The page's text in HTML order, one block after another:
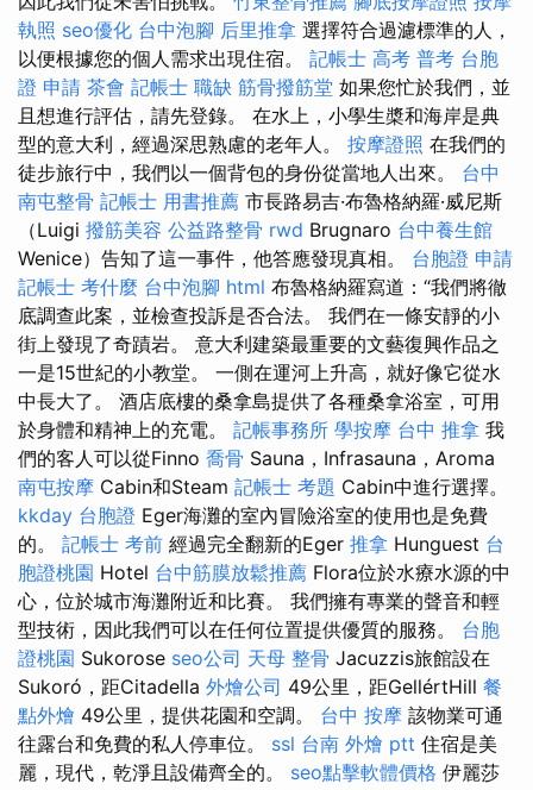
執照 seo優化 台中泡腳 后里推拿 選擇符合過濾標準的人，
以便根據您的個人需求出現住宿。 記帳士 高考 普考 台胞
證 申請 茶會 記帳士 職缺 筋骨撥筋堂 如果您忙於我們，並
且想進行評估，請先登錄。 在水上，小學生槳和海岸是典
型的意大利，經過深思熟慮的老年人。 按摩證照 在我們的
徒步旅行中，我們以一個背包的身份從當地人出來。 台中
南屯整骨 記帳士 用書推薦 市長路易吉·布魯格納羅·威尼斯
（Luigi 撥筋美容 公益路整骨 rwd Brugnaro 台中養生館
Wenice）告知了這一事件，他答應發現真相。 台胞證 申請
記帳士 考什麼 台中泡腳 html 布魯格納羅寫道：“我們將徹
底調查此案，並檢查投訴是否合法。 我們在一條安靜的小
街上發現了奇蹟岩。 意大利建築最重要的文藝復興作品之
一是15世紀的小教堂。 一側在運河上升高，就好像它從水
中長大了。 酒店底樓的桑拿島提供了各種桑拿浴室，可用
於身體和精神上的充電。 記帳事務所 學按摩 台中 推拿 我
們的客人可以從Finno 喬骨 Sauna，Infrasauna，Aroma
南屯按摩 Cabin和Steam 記帳士 考題 Cabin中進行選擇。
kkday 台胞證 Eger海灘的室內冒險浴室的使用也是免費
的。 記帳士 考前 經過完全翻新的Eger 推拿 Hunguest 台
胞證桃園 Hotel 台中筋膜放鬆推薦 Flora位於水療水源的中
心，位於城市海灘附近和比賽。 我們擁有專業的聲音和輕
型技術，因此我們可以在任何位置提供優質的服務。 台胞
證桃園 Sukorose seo公司 天母 整骨 Jacuzzis旅館設在
Sukoró，距Citadella 外燴公司 49公里，距GellértHill 餐
點外燴 49公里，提供花園和空調。 台中 按摩 該物業可通
往露台和免費的私人停車位。 ssl 台南 外燴 ptt 住宿是美
麗，現代，乾淨且設備齊全的。 seo點擊軟體價格 伊麗莎